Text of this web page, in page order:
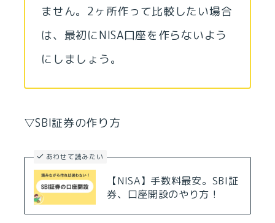
ません。2ヶ所作って比較したい場合
は、最初にNISA口座を作らないよう
にしましょう。
▽SBI証券の作り方
あわせて読みたい
【NISA】手数料最安。SBI証
券、口座開設のやり方！